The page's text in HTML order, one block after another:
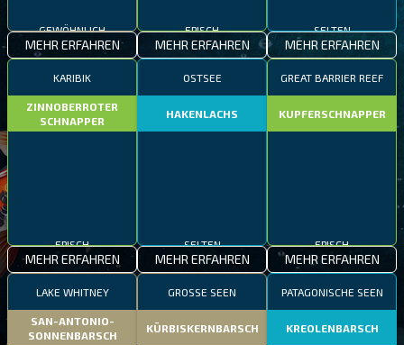
GEWÖHNLICH
MEHR ERFAHREN
EPISCH
MEHR ERFAHREN
SELTEN
MEHR ERFAHREN
KARIBIK
ZINNOBERROTER
SCHNAPPER
EPISCH
MEHR ERFAHREN
OSTSEE
HAKENLACHS
SELTEN
MEHR ERFAHREN
GREAT BARRIER REEF
KUPFERSCHNAPPER
EPISCH
MEHR ERFAHREN
LAKE WHITNEY
SAN-ANTONIO-
SONNENBARSCH
GROSSE SEEN
KÜRBISKERNBARSCH
PATAGONISCHE SEEN
KREOLENBARSCH